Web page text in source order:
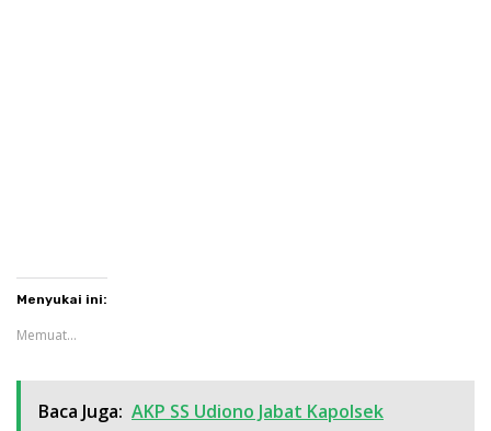
Menyukai ini:
Memuat...
Baca Juga: AKP SS Udiono Jabat Kapolsek